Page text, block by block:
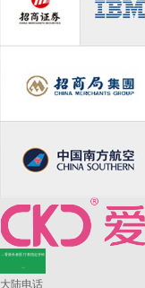
—香港长者医疗券指定牙科
大陆电话